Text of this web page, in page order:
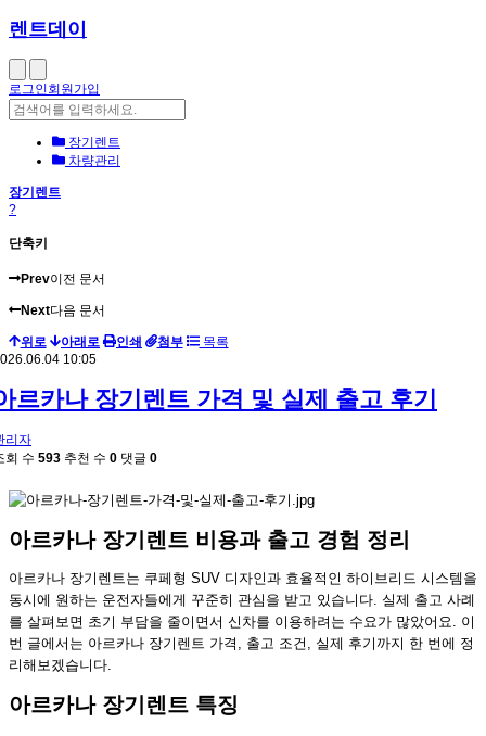
렌트데이
로그인회원가입
장기렌트
차량관리
장기렌트
?
단축키
Prev이전 문서
Next다음 문서
위로 아래로 인쇄 첨부
목록
10:05
르카나 장기렌트 가격 및 실제 출고 후기
리자
회 수 593 추천 수 0 댓글 0
아르카나 장기렌트 비용과 출고 경험 정리
아르카나 장기렌트는 쿠페형 SUV 디자인과 효율적인 하이브리드 시스템을
동시에 원하는 운전자들에게 꾸준히 관심을 받고 있습니다. 실제 출고 사례
를 살펴보면 초기 부담을 줄이면서 신차를 이용하려는 수요가 많았어요. 이
번 글에서는 아르카나 장기렌트 가격, 출고 조건, 실제 후기까지 한 번에 정
리해보겠습니다.
아르카나 장기렌트 특징